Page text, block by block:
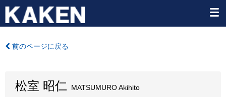
前のページに戻る
松室 昭仁
MATSUMURO Akihito